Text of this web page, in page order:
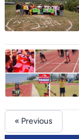
« Previous